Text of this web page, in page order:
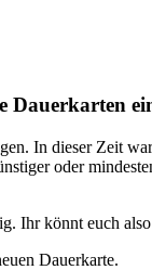
Dauerkarten
In dieser Zeit
oder
Ihr könnt euch
Dauerkarte.